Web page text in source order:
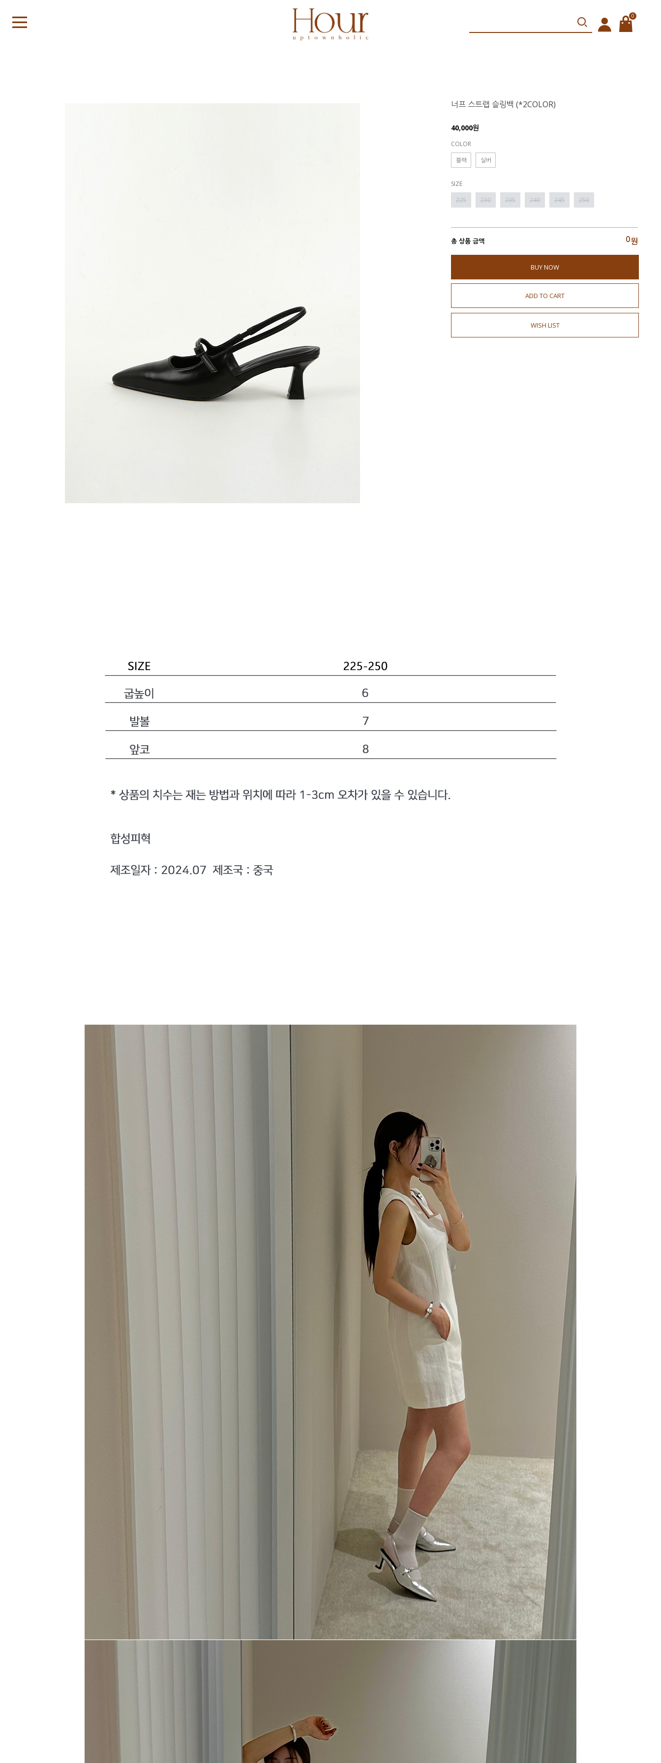
0
너프 스트랩 슬링백 (*2COLOR)
40,000원
COLOR
블랙
실버
SIZE
225
230 235 240 245 250
총 상품 금액 0원
BUY NOW
ADD TO CART
WISH LIST